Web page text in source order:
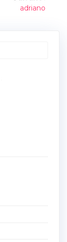
Article
adriano